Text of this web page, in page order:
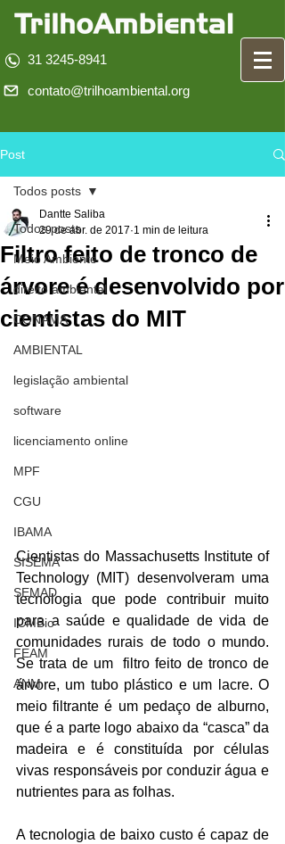
31 3245-8941
contato@trilhoambiental.org
Post
Todos posts
Meio Ambiente
direito ambiental
CONAMA
AMBIENTAL
legislação ambiental
software
licenciamento online
MPF
CGU
IBAMA
SISEMA
SEMAD
ICMBio
FEAM
ANM
Todos posts
Filtro feito de tronco de
árvore é desenvolvido por
cientistas do MIT
Dantte Saliba
29 de abr. de 2017 1 min de leitura
Cientistas do Massachusetts Institute of
Technology (MIT) desenvolveram uma
tecnologia que pode contribuir muito
para a saúde e qualidade de vida de
comunidades rurais de todo o mundo.
Se trata de um  filtro feito de tronco de
árvore, um tubo plástico e um lacre. O
meio filtrante é um pedaço de alburno,
que é a parte logo abaixo da “casca” da
madeira e é constituída por células
vivas responsáveis por conduzir água e
nutrientes para as folhas.
A tecnologia de baixo custo é capaz de